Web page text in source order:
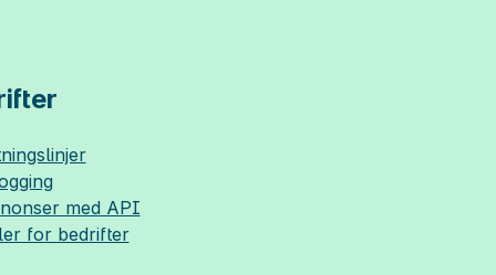
med API
for bedrifter